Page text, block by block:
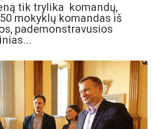
tik trylika komandų,
mokyklų komandas iš
pademonstravusios